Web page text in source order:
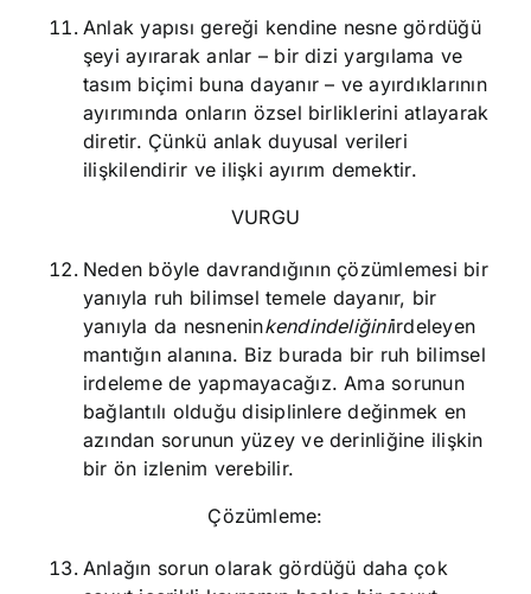
Anlak yapısı gereği kendine nesne gördüğü
şeyi ayırarak anlar – bir dizi yargılama ve
tasım biçimi buna dayanır – ve ayırdıklarının
ayırımında onların özsel birliklerini atlayarak
diretir. Çünkü anlak duyusal verileri
ilişkilendirir ve ilişki ayırım demektir.
VURGU
Neden böyle davrandığının çözümlemesi bir
yanıyla ruh bilimsel temele dayanır, bir
yanıyla da nesneninkendindeliğiniirdeleyen
mantığın alanına. Biz burada bir ruh bilimsel
irdeleme de yapmayacağız. Ama sorunun
bağlantılı olduğu disiplinlere değinmek en
azından sorunun yüzey ve derinliğine ilişkin
bir ön izlenim verebilir.
Çözümleme:
Anlağın sorun olarak gördüğü daha çok